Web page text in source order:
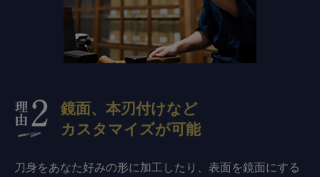
鏡面、本刃付けなど
カスタマイズが可能
刀身をあなた好みの形に加工したり、表面を鏡面にする